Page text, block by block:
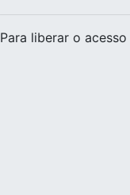
Para liberar o acesso